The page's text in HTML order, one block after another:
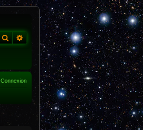
RechercherRecherche avancée
Connexion